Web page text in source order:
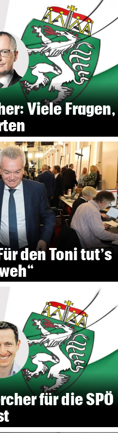
Viele Fragen,
den Toni tut’s
für die SPÖ